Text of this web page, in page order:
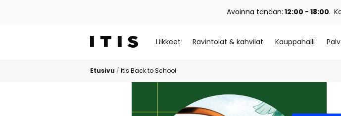
Avoinna tänään: 12:00 - 18:00.
Liikkeet Ravintolat & kahvilat Kauppahalli
Etusivu / Itis Back to School